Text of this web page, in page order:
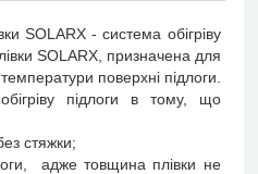
SOLARX - система обігріву
SOLARX, призначена для
поверхні підлоги.
обігріву підлоги в тому, що
стяжки;
адже товщина плівки не